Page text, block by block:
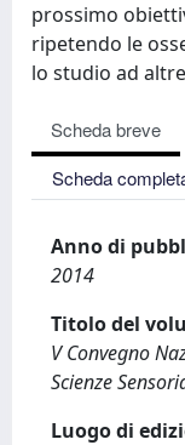
prossimo
ripetendo le
lo studio ad
Scheda breve
Scheda
Anno di
2014
Titolo del
V Convegno
Scienze
Luogo di